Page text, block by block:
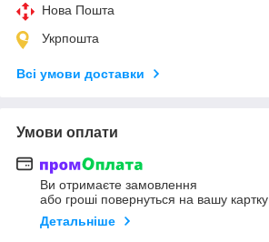
Нова Пошта
Укрпошта
Всі умови доставки
Умови оплати
Ви отримаєте замовлення
або гроші повернуться на вашу картку
Детальніше